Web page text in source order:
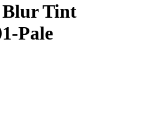
Blur Tint
Pale